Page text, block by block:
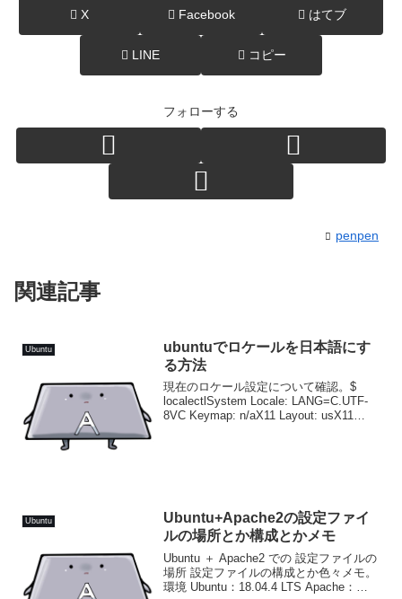
X Facebook はてブ
LINE コピー
フォローする
penpen
関連記事
Ubuntu
ubuntuでロケールを日本語にす
る方法
現在のロケール設定について確認。$
localectlSystem Locale: LANG=C.UTF-
8VC Keymap: n/aX11 Layout: usX11
Ubuntu
Ubuntu+Apache2の設定ファイ
ルの場所とか構成とかメモ
Ubuntu ＋ Apache2 での 設定ファイルの
場所 設定ファイルの構成とか色々メモ。
環境 Ubuntu：18.04.4 LTS Apache：